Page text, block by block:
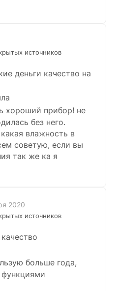
источников
деньги качество на
хороший прибор! не
без него.
влажность в
советую, если вы
так же ка я
2020
источников
больше года,